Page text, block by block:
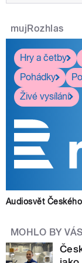
mujRozhlas
Hry a četby
Pohádky
Živé vysílání
Audiosvět
MOHLO BY